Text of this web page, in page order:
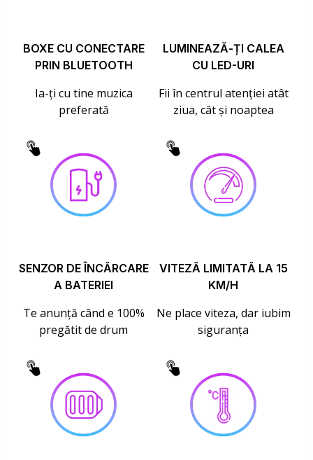
BOXE CU CONECTARE
PRIN BLUETOOTH
Ia-ți cu tine muzica
preferată
LUMINEAZĂ-ȚI CALEA
CU LED-URI
Fii în centrul atenției atât
ziua, cât și noaptea
SENZOR DE ÎNCĂRCARE
A BATERIEI
Te anunță când e 100%
pregătit de drum
VITEZĂ LIMITATĂ LA 15
KM/H
Ne place viteza, dar iubim
siguranța